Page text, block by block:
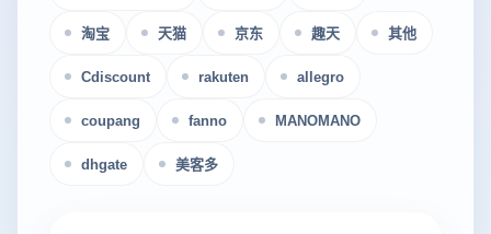
淘宝 天猫 京东 趣天 其他
Cdiscount rakuten allegro
coupang fanno MANOMANO
dhgate 美客多